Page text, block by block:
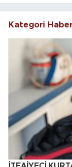
Kategori